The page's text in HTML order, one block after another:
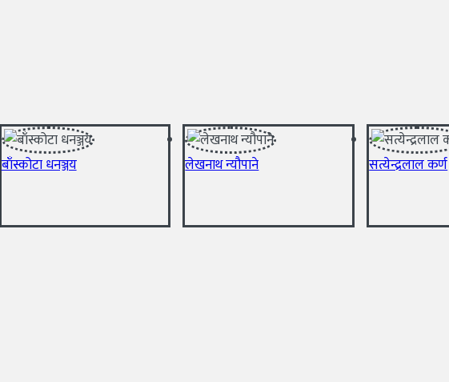
बाँस्कोटा धनञ्जय लेखनाथ न्यौपाने सत्येन्द्रलाल कर्ण